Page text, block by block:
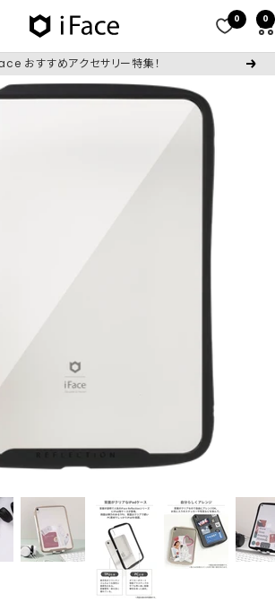
iFace
日
本
公
0 0
おすすめアクセサリー特集！
次